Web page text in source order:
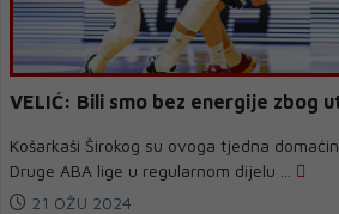
VELIĆ: Bili smo bez energije zbog
Košarkaši Širokog su ovoga tjedna
Druge ABA lige u regularnom dijelu ...
21 OŽU 2024